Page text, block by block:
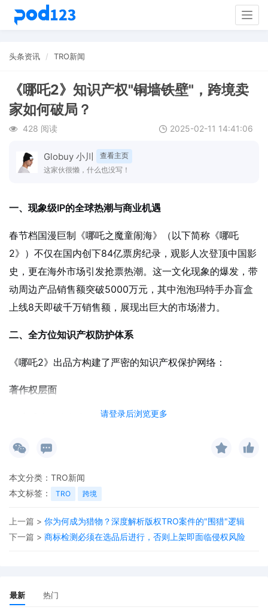
头条资讯 TRO新闻
《哪吒2》知识产权"铜墙铁壁"，跨境卖
家如何破局？
428 阅读 2025-02-11 14:41:06
Globuy 小川
查看主页
这家伙很懒，什么也没写！
请登录后浏览更多
一、现象级IP的全球热潮与商业机遇
春节档国漫巨制《哪吒之魔童闹海》（以下简称《哪吒
2》）不仅在国内创下84亿票房纪录，观影人次登顶中国影
史，更在海外市场引发抢票热潮。这一文化现象的爆发，带
动周边产品销售额突破5000万元，其中泡泡玛特手办盲盒
上线8天即破千万销售额，展现出巨大的市场潜力。
二、全方位知识产权防护体系
《哪吒2》出品方构建了严密的知识产权保护网络：
著作权层面
完成上百个角色形象的著作权登记
专利保护层面
已公开10项外观设计专利
涵盖玉虚宫捕妖队、海底妖族等多个角色形象
本文分类： TRO新闻
本文标签：
TRO 跨境
上一篇 > 你为何成为猎物？深度解析版权TRO案件的"围猎"逻辑
下一篇 > 商标检测必须在选品后进行，否则上架即面临侵权风险
最新 热门